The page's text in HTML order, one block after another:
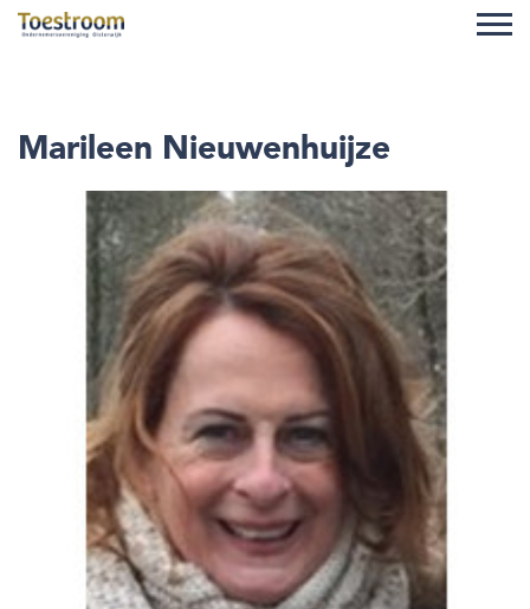
Marileen Nieuwenhuijze